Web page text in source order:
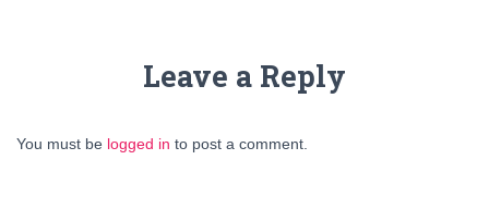
Leave a Reply
You must be logged in to post a comment.